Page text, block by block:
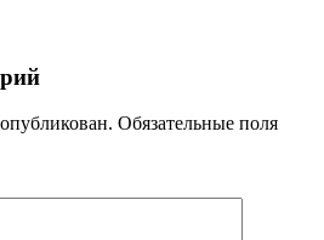
Обязательные поля